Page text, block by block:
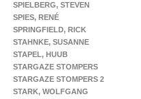
SPIELBERG, STEVEN
SPIES, RENÉ
SPRINGFIELD, RICK
STAHNKE, SUSANNE
STAPEL, HUUB
STARGAZE STOMPERS
STARGAZE STOMPERS 2
STARK, WOLFGANG